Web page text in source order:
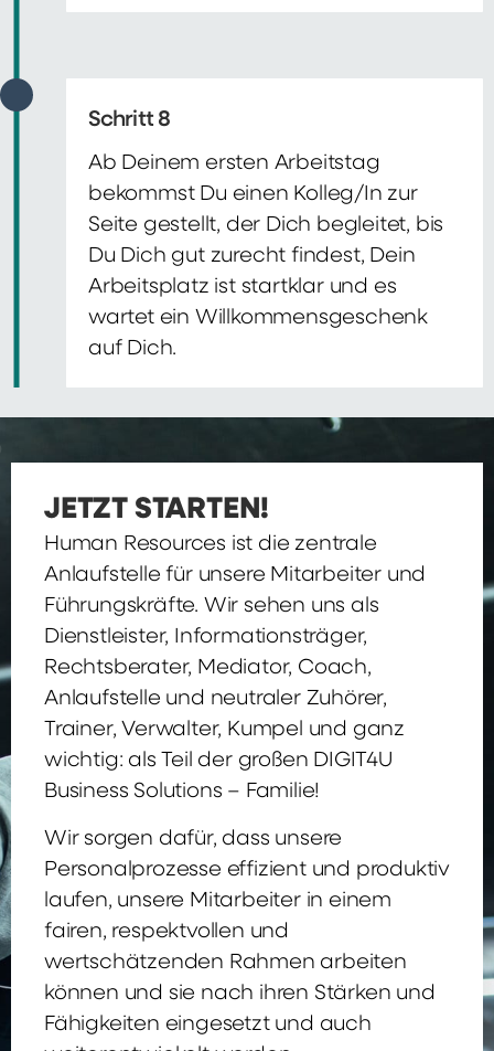
Schritt 8
Ab Deinem ersten Arbeitstag
bekommst Du einen Kolleg/In zur
Seite gestellt, der Dich begleitet, bis
Du Dich gut zurecht findest, Dein
Arbeitsplatz ist startklar und es
wartet ein Willkommensgeschenk
auf Dich.
JETZT STARTEN!
Human Resources ist die zentrale
Anlaufstelle für unsere Mitarbeiter und
Führungskräfte. Wir sehen uns als
Dienstleister, Informationsträger,
Rechtsberater, Mediator, Coach,
Anlaufstelle und neutraler Zuhörer,
Trainer, Verwalter, Kumpel und ganz
wichtig: als Teil der großen DIGIT4U
Business Solutions – Familie!
Wir sorgen dafür, dass unsere
Personalprozesse effizient und produktiv
laufen, unsere Mitarbeiter in einem
fairen, respektvollen und
wertschätzenden Rahmen arbeiten
können und sie nach ihren Stärken und
Fähigkeiten eingesetzt und auch